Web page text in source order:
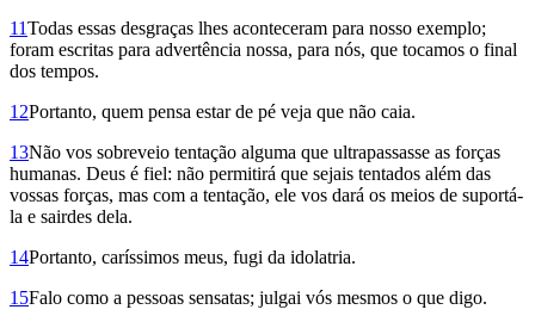
11Todas essas desgraças lhes aconteceram para nosso exemplo;
foram escritas para advertência nossa, para nós, que tocamos o final
dos tempos.
12Portanto, quem pensa estar de pé veja que não caia.
13Não vos sobreveio tentação alguma que ultrapassasse as forças
humanas. Deus é fiel: não permitirá que sejais tentados além das
vossas forças, mas com a tentação, ele vos dará os meios de suportá-
la e sairdes dela.
14Portanto, caríssimos meus, fugi da idolatria.
15Falo como a pessoas sensatas; julgai vós mesmos o que digo.